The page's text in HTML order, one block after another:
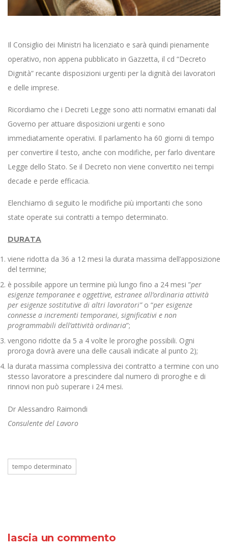
Il Consiglio dei Ministri ha licenziato e sarà quindi pienamente
operativo, non appena pubblicato in Gazzetta, il cd “Decreto
Dignità” recante disposizioni urgenti per la dignità dei lavoratori
e delle imprese.
Ricordiamo che i Decreti Legge sono atti normativi emanati dal
Governo per attuare disposizioni urgenti e sono
immediatamente operativi. Il parlamento ha 60 giorni di tempo
per convertire il testo, anche con modifiche, per farlo diventare
Legge dello Stato. Se il Decreto non viene convertito nei tempi
decade e perde efficacia.
Elenchiamo di seguito le modifiche più importanti che sono
state operate sui contratti a tempo determinato.
DURATA
viene ridotta da 36 a 12 mesi la durata massima dell’apposizione
del termine;
è possibile appore un termine più lungo fino a 24 mesi ”per
esigenze temporanee e oggettive, estranee all’ordinaria attività
per esigenze sostitutive di altri lavoratori”o “per esigenze
connesse a incrementi temporanei, significativi e non
programmabili dell’attività ordinaria”;
vengono ridotte da 5 a 4 volte le proroghe possibili. Ogni
proroga dovrà avere una delle causali indicate al punto 2);
la durata massima complessiva dei contratto a termine con uno
stesso lavoratore a prescindere dal numero di proroghe e di
rinnovi non può superare i 24 mesi.
Dr Alessandro Raimondi
Consulente del Lavoro
tempo determinato
lascia un commento